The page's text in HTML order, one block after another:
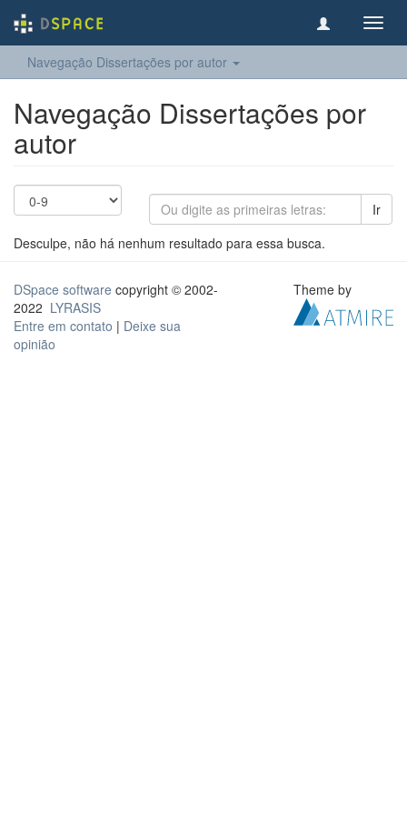
Navegação Dissertações por autor
Navegação Dissertações por
autor
Ir
Desculpe, não há nenhum resultado para essa busca.
DSpace software copyright © 2002-
2022 LYRASIS
Entre em contato | Deixe sua
opinião
Theme by